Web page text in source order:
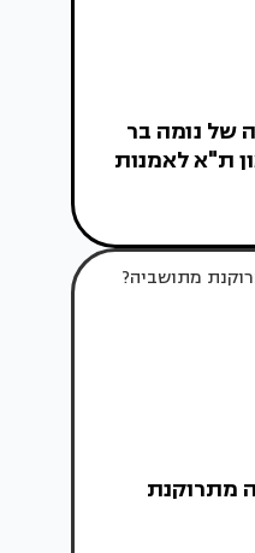
של נומה בר
ת"א לאמנות
מתרוקנת